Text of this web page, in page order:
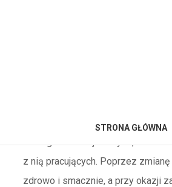
STRONA GŁÓWNA
Trener Personalny, Instruktor
treningami funkcjonalnymi,
z nią pracujących. Poprzez
zdrowo i smacznie, a przy okazji